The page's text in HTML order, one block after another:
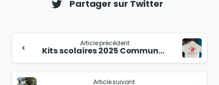
Partager sur Twitter
Article précédent
Kits scolaires 2025 Commune de Diembéring
Article suivant